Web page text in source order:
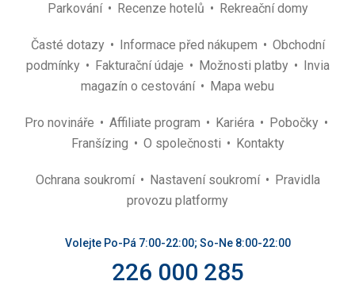
Parkování
Recenze hotelů Rekreační domy
Časté dotazy Informace před nákupem
Obchodní
podmínky
Fakturační údaje Možnosti platby
Invia
magazín o cestování
Mapa webu
Pro novináře Affiliate program Kariéra
Pobočky
Franšízing
O společnosti Kontakty
Ochrana soukromí Nastavení soukromí
Pravidla
provozu platformy
Volejte Po-Pá 7:00-22:00; So-Ne 8:00-22:00
226 000 285